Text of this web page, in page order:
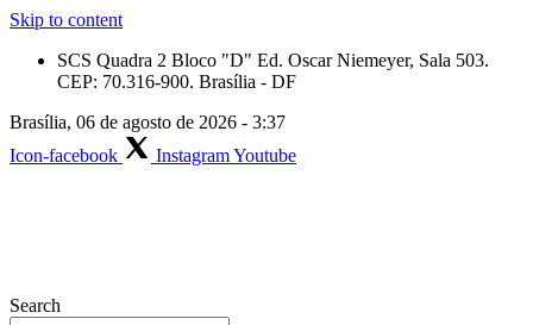
Skip to content
SCS Quadra 2 Bloco "D" Ed. Oscar Niemeyer, Sala 503.
CEP: 70.316-900. Brasília - DF
Brasília, 06 de agosto de 2026 - 3:37
Icon-facebook
InstagramYoutube
Search